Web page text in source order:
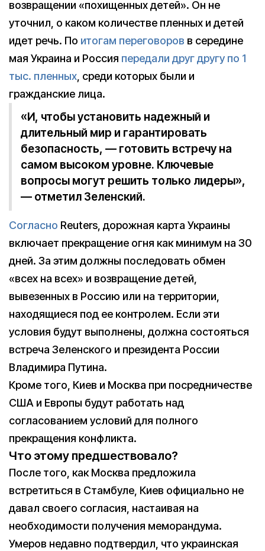
возвращении «похищенных детей». Он не
уточнил, о каком количестве пленных и детей
идет речь. По итогам переговоров в середине
мая Украина и Россия передали друг другу по 1
тыс. пленных , среди которых были и
гражданские лица.
«И, чтобы установить надежный и
длительный мир и гарантировать
безопасность, — готовить встречу на
самом высоком уровне. Ключевые
вопросы могут решить только лидеры»,
— отметил Зеленский.
Согласно Reuters, дорожная карта Украины
включает прекращение огня как минимум на 30
дней. За этим должны последовать обмен
«всех на всех» и возвращение детей,
вывезенных в Россию или на территории,
находящиеся под ее контролем. Если эти
условия будут выполнены, должна состояться
встреча Зеленского и президента России
Владимира Путина.
Кроме того, Киев и Москва при посредничестве
США и Европы будут работать над
согласованием условий для полного
прекращения конфликта.
Что этому предшествовало?
После того, как Москва предложила
встретиться в Стамбуле, Киев официально не
давал своего согласия, настаивая на
необходимости получения меморандума.
Умеров недавно подтвердил, что украинская